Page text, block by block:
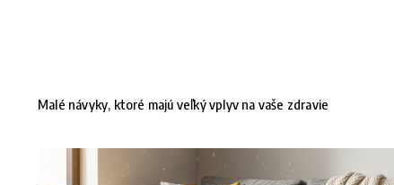
Malé návyky, ktoré majú veľký vplyv na vaše zdravie